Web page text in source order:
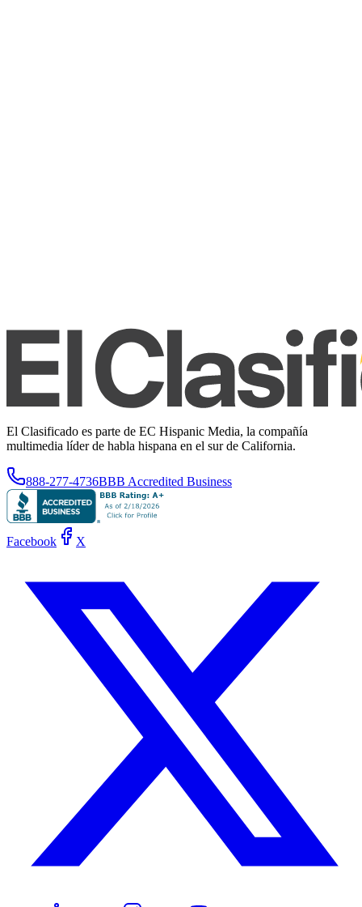
El Clasificado es parte de EC Hispanic Media, la compañía
multimedia líder de habla hispana en el sur de California.
888-277-4736BBB Accredited Business
Facebook X